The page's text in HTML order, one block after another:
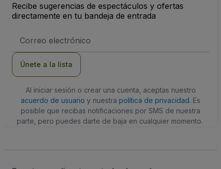
Recibe sugerencias de espectáculos y ofertas
directamente en tu bandeja de entrada
de
Únete a la lista
Al iniciar sesión o crear una cuenta, aceptas nuestro
acuerdo de usuario y nuestra política de privacidad. Es
posible que recibas notificaciones por SMS de nuestra
parte, pero puedes darte de baja en cualquier momento.